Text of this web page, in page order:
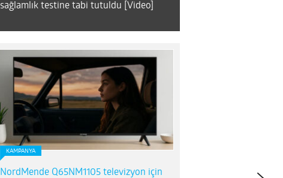
sağlamlık testine tabi tutuldu [Video]
KAMPANYA
NordMende Q65NM1105 televizyon için